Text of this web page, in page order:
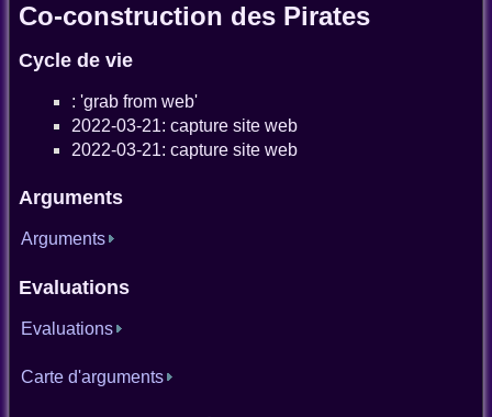
Co-construction des Pirates
Cycle de vie
: 'grab from web'
2022-03-21: capture site web
2022-03-21: capture site web
Arguments
Arguments
Evaluations
Evaluations
Carte d'arguments